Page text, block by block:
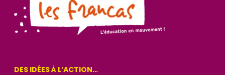
DES IDÉES À L’ACTION…